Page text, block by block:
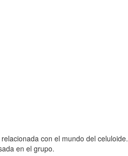
con el mundo del celuloide.
en el grupo.